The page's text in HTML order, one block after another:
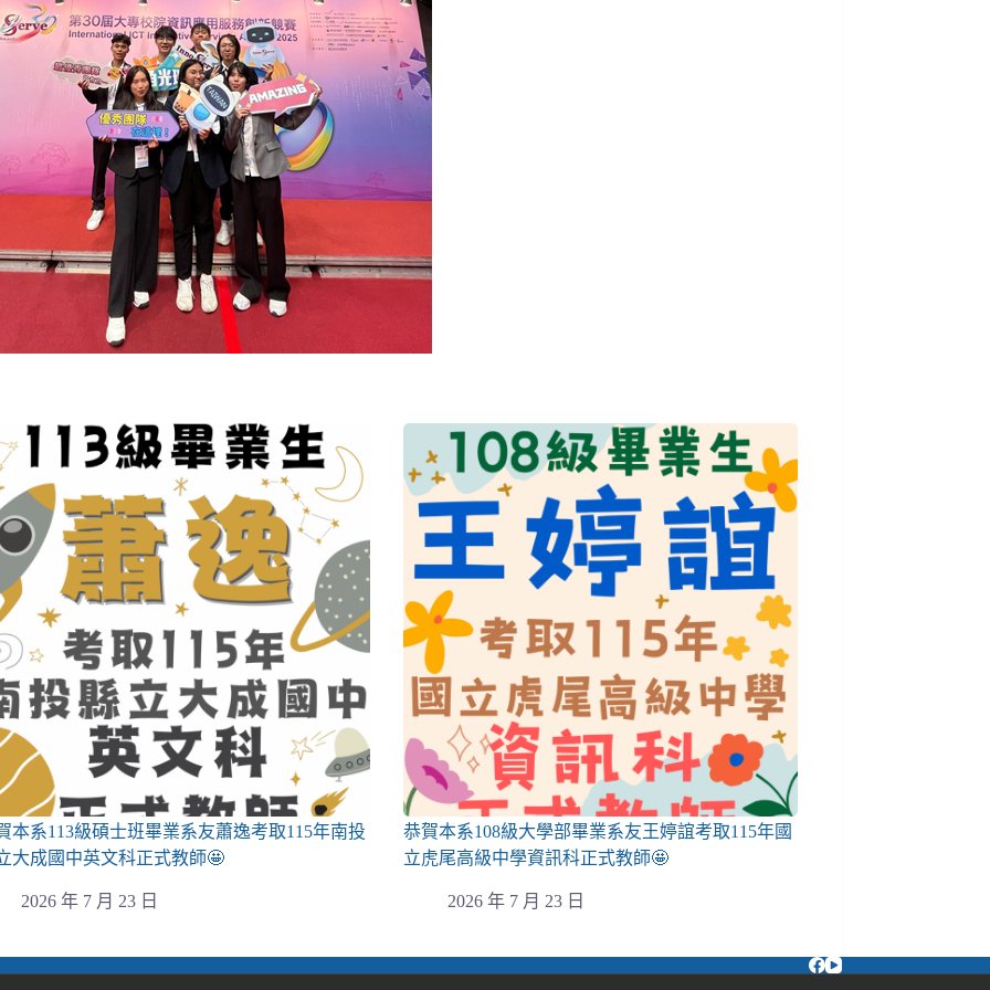
本系113級碩士班畢業系友蕭逸考取115年南投
大成國中英文科正式教師🤩
2026 年 7 月 23 日
恭賀本系108級大學部畢業系友王婷誼考取115年國
立虎尾高級中學資訊科正式教師🤩
2026 年 7 月 23 日